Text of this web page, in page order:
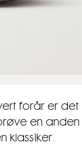
forår er det
en anden
klassiker.